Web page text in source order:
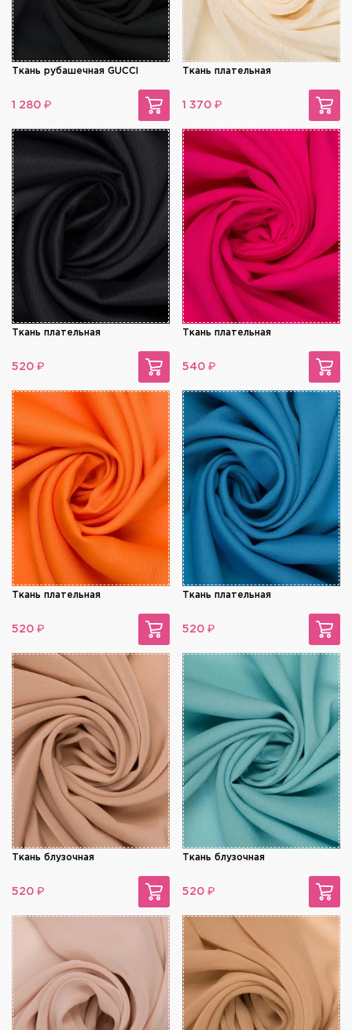
Ткань рубашечная GUCCI
1 280 ₽
Ткань плательная
1 370 ₽
Ткань плательная
520 ₽
Ткань плательная
540 ₽
Ткань плательная
520 ₽
Ткань плательная
520 ₽
Ткань блузочная
520 ₽
Ткань блузочная
520 ₽